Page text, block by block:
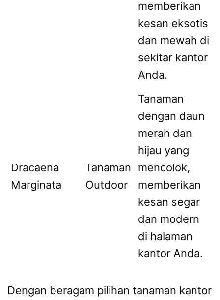
memberikan
kesan eksotis
dan mewah di
sekitar kantor
Anda.
Dracaena
Marginata
Tanaman
Outdoor
Tanaman
dengan daun
merah dan
hijau yang
mencolok,
memberikan
kesan segar
dan modern
di halaman
kantor Anda.
Dengan beragam pilihan tanaman kantor